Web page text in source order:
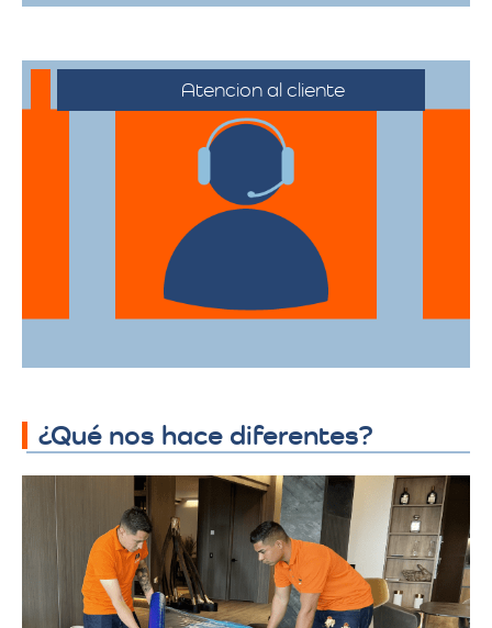
Atencion al cliente
Desde el primer contacto hasta la
finalización de la mudanza, se ofrece un
servicio al cliente excepcional,
adaptándose a sus horarios y
necesidades específicas.
¿Qué nos hace diferentes?